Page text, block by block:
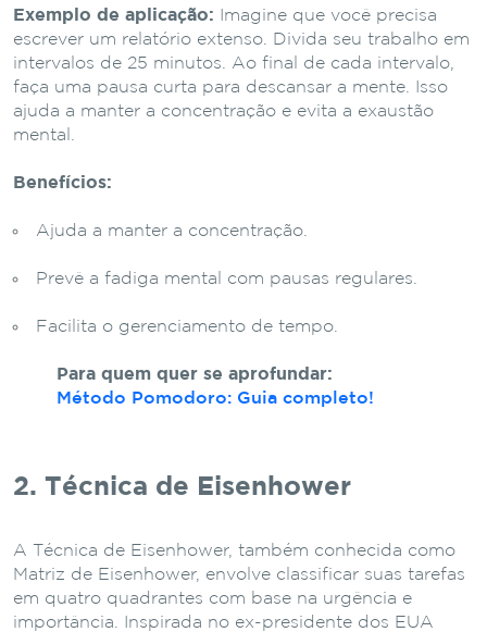
Exemplo de aplicação: Imagine que você precisa
escrever um relatório extenso. Divida seu trabalho em
intervalos de 25 minutos. Ao final de cada intervalo,
faça uma pausa curta para descansar a mente. Isso
ajuda a manter a concentração e evita a exaustão
mental.
Benefícios:
Ajuda a manter a concentração.
Prevê a fadiga mental com pausas regulares.
Facilita o gerenciamento de tempo.
Para quem quer se aprofundar:
Método Pomodoro: Guia completo!
2. Técnica de Eisenhower
A Técnica de Eisenhower, também conhecida como
Matriz de Eisenhower, envolve classificar suas tarefas
em quatro quadrantes com base na urgência e
importância. Inspirada no ex-presidente dos EUA